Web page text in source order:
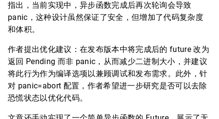
指出，当前实现中，异步函数完成后再次轮询会导致
panic，这种设计虽然保证了安全，但增加了代码复杂度
和体积。
作者提出优化建议：在发布版本中将完成后的 future 改为
返回 Pending 而非 panic，从而减少二进制大小，并建议
将此行为作为编译选项以兼顾调试和发布需求。此外，针
对 panic=abort 配置，作者希望进一步研究是否可以去除
恐慌状态以优化代码。